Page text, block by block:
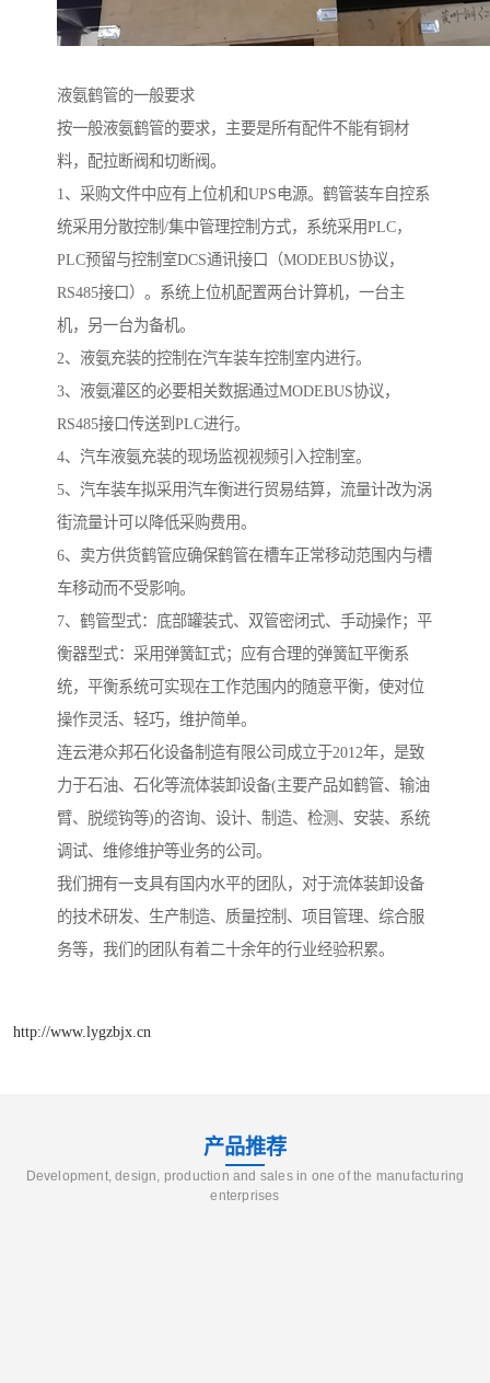
液氨鹤管的一般要求
按一般液氨鹤管的要求，主要是所有配件不能有铜材
料，配拉断阀和切断阀。
1、采购文件中应有上位机和UPS电源。鹤管装车自控系
统采用分散控制/集中管理控制方式，系统采用PLC，
PLC预留与控制室DCS通讯接口（MODEBUS协议，
RS485接口）。系统上位机配置两台计算机，一台主
机，另一台为备机。
2、液氨充装的控制在汽车装车控制室内进行。
3、液氨灌区的必要相关数据通过MODEBUS协议，
RS485接口传送到PLC进行。
4、汽车液氨充装的现场监视视频引入控制室。
5、汽车装车拟采用汽车衡进行贸易结算，流量计改为涡
街流量计可以降低采购费用。
6、卖方供货鹤管应确保鹤管在槽车正常移动范围内与槽
车移动而不受影响。
7、鹤管型式：底部罐装式、双管密闭式、手动操作；平
衡器型式：采用弹簧缸式；应有合理的弹簧缸平衡系
统，平衡系统可实现在工作范围内的随意平衡，使对位
操作灵活、轻巧，维护简单。
连云港众邦石化设备制造有限公司成立于2012年，是致
力于石油、石化等流体装卸设备(主要产品如鹤管、输油
臂、脱缆钩等)的咨询、设计、制造、检测、安装、系统
调试、维修维护等业务的公司。
我们拥有一支具有国内水平的团队，对于流体装卸设备
的技术研发、生产制造、质量控制、项目管理、综合服
务等，我们的团队有着二十余年的行业经验积累。
http://www.lygzbjx.cn
产品推荐
Development, design, production and sales in one of the manufacturing
enterprises